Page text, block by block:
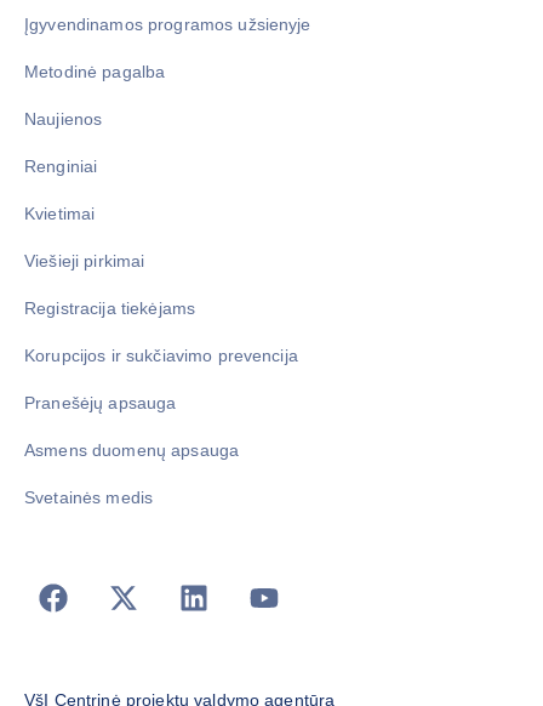
Įgyvendinamos programos užsienyje
Metodinė pagalba
Naujienos
Renginiai
Kvietimai
Viešieji pirkimai
Registracija tiekėjams
Korupcijos ir sukčiavimo prevencija
Pranešėjų apsauga
Asmens duomenų apsauga
Svetainės medis
VšĮ Centrinė projektų valdymo agentūra